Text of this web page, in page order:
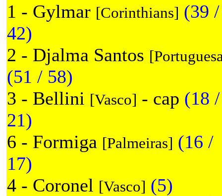
1 - Gylmar [Corinthians] (39 /
42)
2 - Djalma Santos
(51 / 58)
3 - Bellini [Vasco] - cap (18 /
21)
6 - Formiga [Palmeiras] (16 /
17)
4 - Coronel [Vasco] (5)